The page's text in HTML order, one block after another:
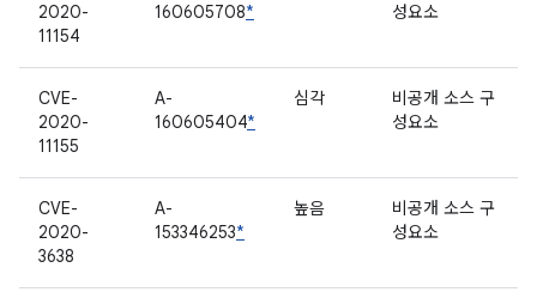
2020-
11154
160605708*
성요소
CVE-
2020-
11155
A-
160605404*
심각
비공개 소스 구
성요소
CVE-
2020-
3638
A-
153346253*
높음
비공개 소스 구
성요소